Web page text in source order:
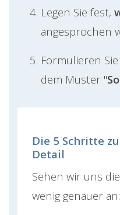
Legen Sie fest,
angesprochen
Formulieren
dem Muster "
Die 5 Schritte
Detail
Sehen wir uns
wenig genauer an: